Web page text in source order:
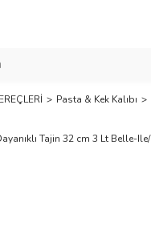
Pasta & Kek Kalıbı